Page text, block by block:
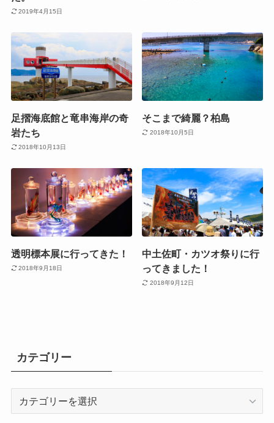
2019年4月15日
足摺海底館と竜串海岸の奇
岩たち
2018年10月13日
そこまで綺麗？柏島
2018年10月5日
透明標本展に行ってきた！
2018年9月18日
中土佐町・カツオ祭りに行
ってきました！
2018年9月12日
カテゴリー